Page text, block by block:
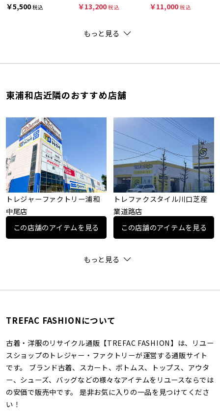
￥5,500税込 ￥13,200税込 ￥11,000税込
もっと見る
東浦和店近隣のおすすめ店舗
トレジャーファクトリー浦和
中尾店
この店舗のアイテムを見る
トレファクスタイル川口芝産
業道路店
この店舗のアイテムを見る
もっと見る
TREFAC FASHIONについて
古着・洋服のリサイクル通販【TREFAC FASHION】は、リユー
スショップのトレジャー・ファクトリーが運営する通販サイト
です。 ブランド古着、スカート、ボトムス、トップス、アウタ
ー、シューズ、バッグなどの様々なアイテムをリユースならでは
の安価で販売中です。 是非お気に入りの一品を見つけてくださ
い！